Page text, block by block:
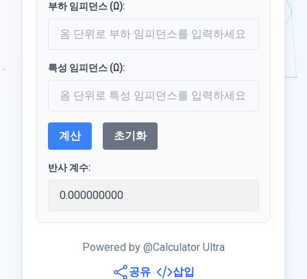
부하 임피던스 (Ω):
특성 임피던스 (Ω):
계산 초기화
반사 계수:
Powered by @Calculator Ultra
공유
삽입